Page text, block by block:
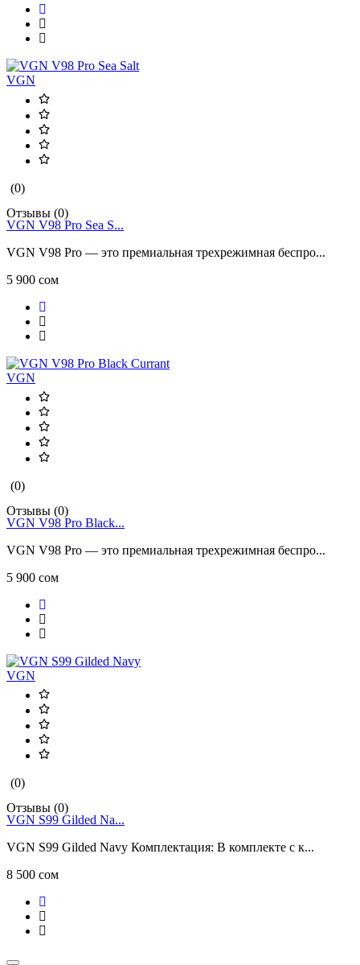
VGN
(0)
Отзывы (0)
VGN V98 Pro Sea S...
VGN V98 Pro — это премиальная трехрежимная беспро...
5 900 сом
VGN
(0)
Отзывы (0)
VGN V98 Pro Black...
VGN V98 Pro — это премиальная трехрежимная беспро...
5 900 сом
VGN
(0)
Отзывы (0)
VGN S99 Gilded Na...
VGN S99 Gilded Navy Комплектация: В комплекте с к...
8 500 сом